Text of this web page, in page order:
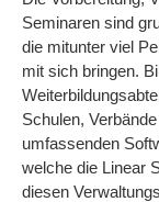
Seminaren sind
die mitunter viel
mit sich bringen.
Schulen,
umfassenden
welche die Linear
diesen